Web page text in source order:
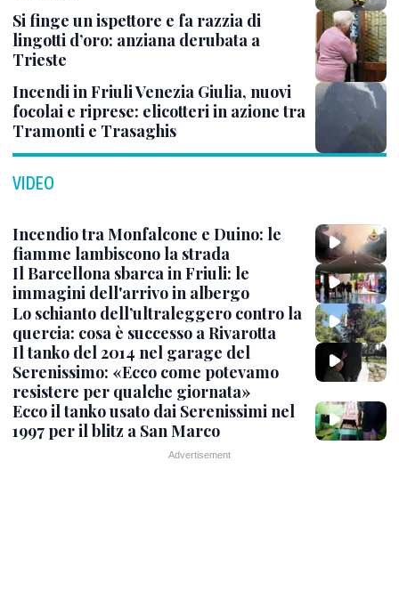
Si finge un ispettore e fa razzia di
lingotti d’oro: anziana derubata a
Trieste
Incendi in Friuli Venezia Giulia, nuovi
focolai e riprese: elicotteri in azione tra
Tramonti e Trasaghis
VIDEO
Incendio tra Monfalcone e Duino: le
fiamme lambiscono la strada
Il Barcellona sbarca in Friuli: le
immagini dell'arrivo in albergo
Lo schianto dell’ultraleggero contro la
quercia: cosa è successo a Rivarotta
Il tanko del 2014 nel garage del
Serenissimo: «Ecco come potevamo
resistere per qualche giornata»
Ecco il tanko usato dai Serenissimi nel
1997 per il blitz a San Marco